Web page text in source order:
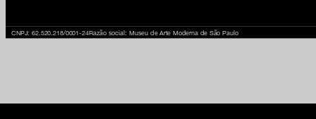
CNPJ: 62.520.218/0001-24Razão social: Museu de Arte Moderna de São Paulo